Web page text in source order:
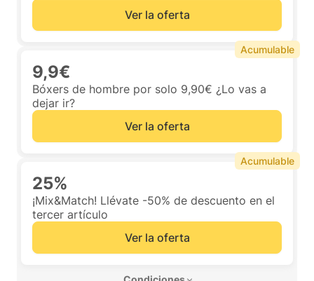
Ver la oferta
9,9€
Bóxers de hombre por solo 9,90€ ¿Lo vas a
dejar ir?
Ver la oferta
Acumulable
25%
¡Mix&Match! Llévate -50% de descuento en el
tercer artículo
Ver la oferta
Acumulable